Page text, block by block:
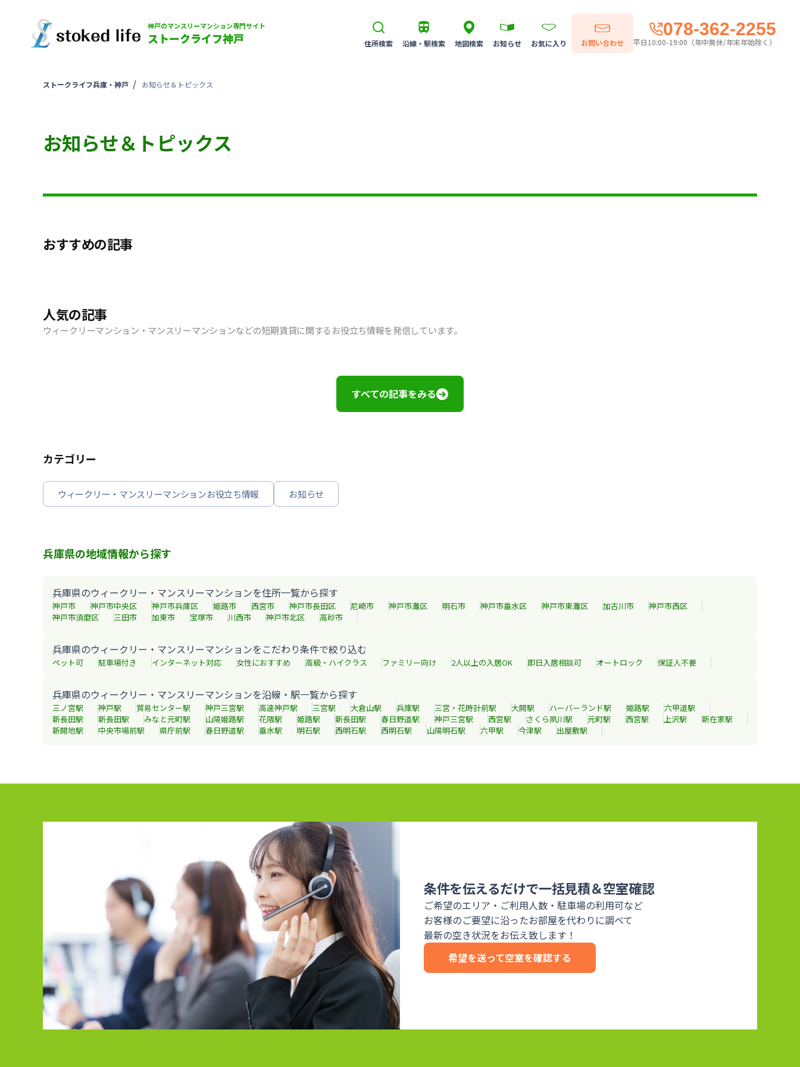
神戸のマンスリーマンション専門サイト
ストークライフ神戸 住所検索 沿線・駅検索 地図検索 お知らせ お気に入り お問い合わせ
078-362-2255
平日10:00-19:00（年中無休/年末年始除く）
ストークライフ兵庫・神戸 お知らせ＆トピックス
お知らせ＆トピックス
おすすめの記事
人気の記事
ウィークリーマンション・マンスリーマンションなどの短期賃貸に関するお役立ち情報を発信しています。
すべての記事をみる
カテゴリー
ウィークリー・マンスリーマンションお役立ち情報 お知らせ
兵庫県の地域情報から探す
兵庫県のウィークリー・マンスリーマンションを住所一覧から探す
神戸市 神戸市中央区 神戸市兵庫区 姫路市 西宮市 神戸市長田区 尼崎市 神戸市灘区 明石市 神戸市垂水区 神戸市東灘区 加古川市
神戸市西区
神戸市須磨区
三田市 加東市 宝塚市 川西市 神戸市北区 高砂市
兵庫県のウィークリー・マンスリーマンションをこだわり条件で絞り込む
ペット可 駐車場付き インターネット対応 女性におすすめ 高級・ハイクラス ファミリー向け 2人以上の入居OK 即日入居相談可 オートロック 保証人不要
兵庫県のウィークリー・マンスリーマンションを沿線・駅一覧から探す
三ノ宮駅 神戸駅 貿易センター駅 神戸三宮駅 高速神戸駅 三宮駅 大倉山駅 兵庫駅 三宮・花時計前駅 大開駅 ハーバーランド駅 姫路駅 六甲道駅
新長田駅 新長田駅 みなと元町駅 山陽姫路駅 花隈駅 姫路駅 新長田駅 春日野道駅 神戸三宮駅 西宮駅 さくら夙川駅 元町駅 西宮駅 上沢駅 新在家駅
新開地駅 中央市場前駅 県庁前駅 春日野道駅 垂水駅 明石駅 西明石駅 西明石駅 山陽明石駅 六甲駅 今津駅 出屋敷駅
条件を伝えるだけで一括見積＆空室確認
ご希望のエリア・ご利用人数・駐車場の利用可など
お客様のご要望に沿ったお部屋を代わりに調べて
最新の空き状況をお伝え致します！
希望を送って空室を確認する